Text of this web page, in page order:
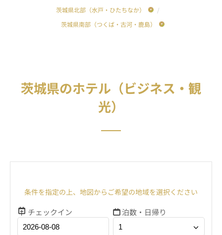
茨城県北部（水戸・ひたちなか）
茨城県南部（つくば・古河・鹿島）
茨城県のホテル（ビジネス・観
光）
条件を指定の上、地図からご希望の地域を選択ください
チェックイン 泊数・日帰り